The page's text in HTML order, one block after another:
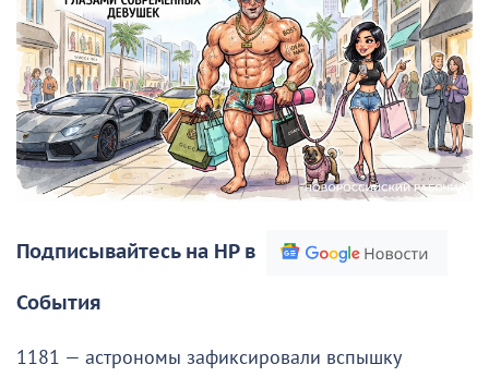
Подписывайтесь на НР в
События
1181 — астрономы зафиксировали вспышку